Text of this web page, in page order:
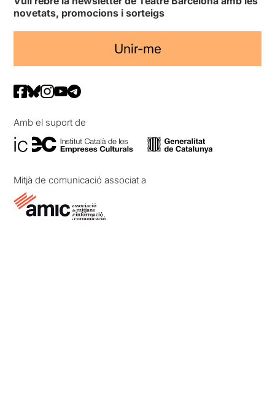
novetats, promocions i sorteigs
Unir-me
Amb el suport de
Mitjà de comunicació associat a